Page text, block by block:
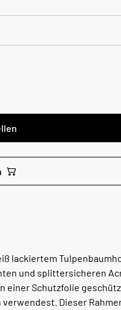
lackiertem
und splittersicheren
einer Schutzfolie
Dieser